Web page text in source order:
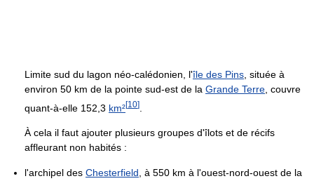
Limite sud du lagon néo-calédonien, l'île des Pins , située à
environ 50 km de la pointe sud-est de la Grande Terre , couvre
quant-à-elle 152,3 km²[10]
À cela il faut ajouter plusieurs groupes d'îlots et de récifs
affleurant non habités :
l'archipel des Chesterfield, à 550 km à l'ouest-nord-ouest de la